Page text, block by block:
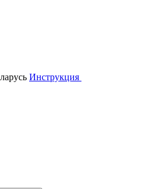
Инструкция